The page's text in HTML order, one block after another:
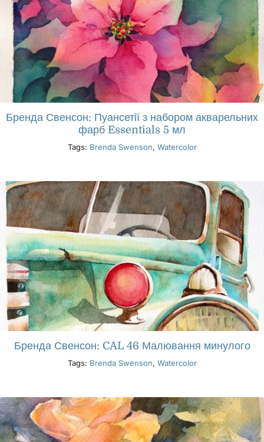
Бренда Свенсон: Пуансетії з набором акварельних
фарб Essentials 5 мл
Tags: Brenda Swenson, Watercolor
Бренда Свенсон: CAL 46 Малювання минулого
Tags: Brenda Swenson, Watercolor